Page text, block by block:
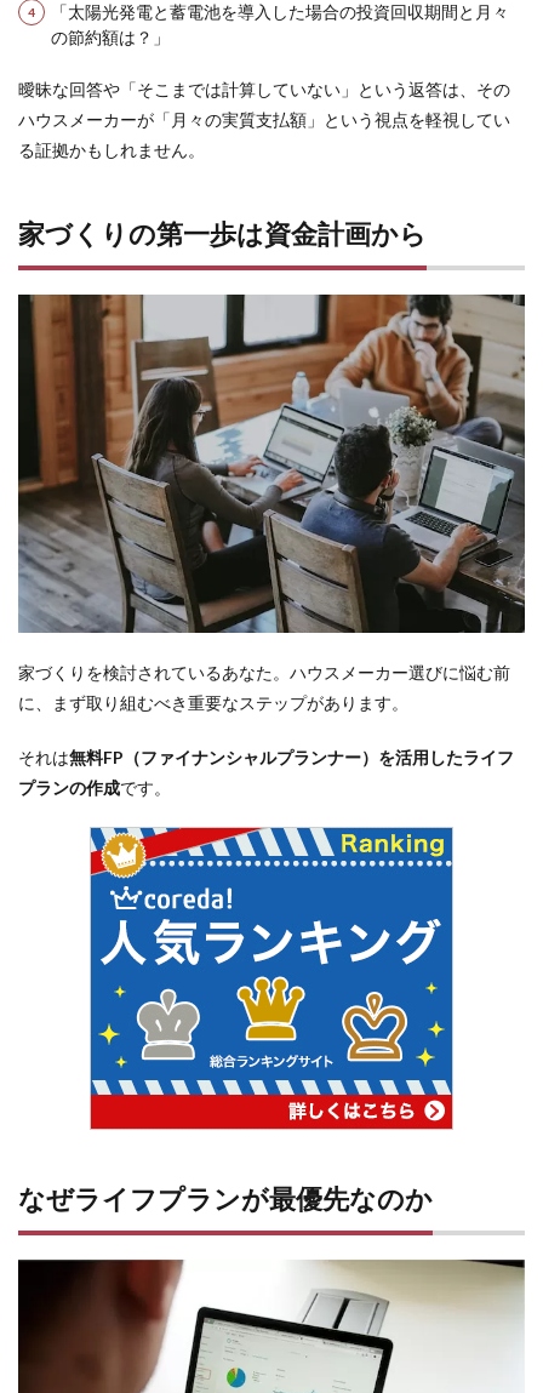
イフ
プラ
成を
15
まと
未来
めに
今す
べき
「太陽光発電と蓄電池を導入した場合の投資回収期間と月々
の節約額は？」
曖昧な回答や「そこまでは計算していない」という返答は、その
ハウスメーカーが「月々の実質支払額」という視点を軽視してい
る証拠かもしれません。
家づくりの第一歩は資金計画から
家づくりを検討されているあなた。ハウスメーカー選びに悩む前
に、まず取り組むべき重要なステップがあります。
それは無料FP（ファイナンシャルプランナー）を活用したライフ
プランの作成です。
なぜライフプランが最優先なのか